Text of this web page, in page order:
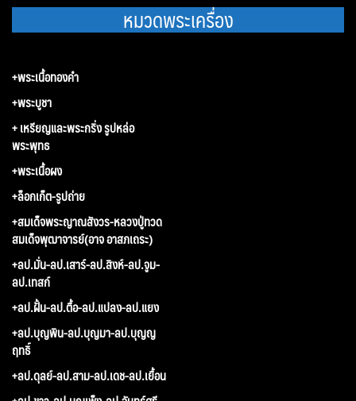
หมวดพระเครื่อง
+พระเนื้อทองคำ
+พระบูชา
+ เหรียญและพระกริ่ง รูปหล่อ
พระพุทธ
+พระเนื้อผง
+ล็อกเก็ต-รูปถ่าย
+สมเด็จพระญาณสังวร-หลวงปู่ทวด
สมเด็จพุฒาจารย์(อาจ อาสภเถระ)
+ลป.มั่น-ลป.เสาร์-ลป.สิงห์-ลป.จูม-
ลป.เทสก์
+ลป.ฝั้น-ลป.ตื้อ-ลป.แปลง-ลป.แยง
+ลป.บุญพิน-ลป.บุญมา-ลป.บุญญ
ฤทธิ์
+ลป.ดุลย์-ลป.สาม-ลป.เดช-ลป.เยื้อน